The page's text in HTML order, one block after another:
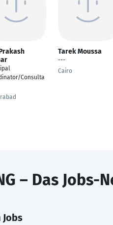
Consulta
Tarek Moussa
---
Cairo
– Das Jobs-